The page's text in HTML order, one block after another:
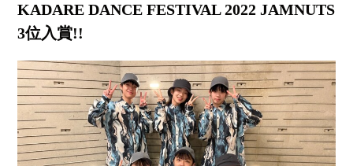
KADARE DANCE FESTIVAL 2022 JAMNUTS
3位入賞!!